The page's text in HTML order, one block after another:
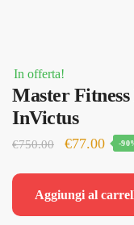
In offerta!
Master
InVictus
€750.00
Il
originale
€77.00Il
-
Aggiungi al